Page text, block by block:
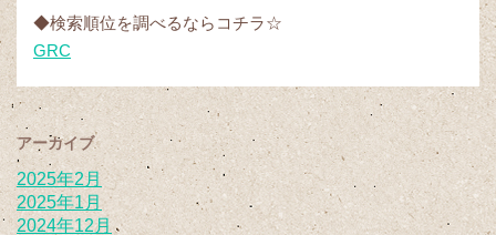
◆検索順位を調べるならコチラ☆
GRC
アーカイブ
2025年2月
2025年1月
2024年12月